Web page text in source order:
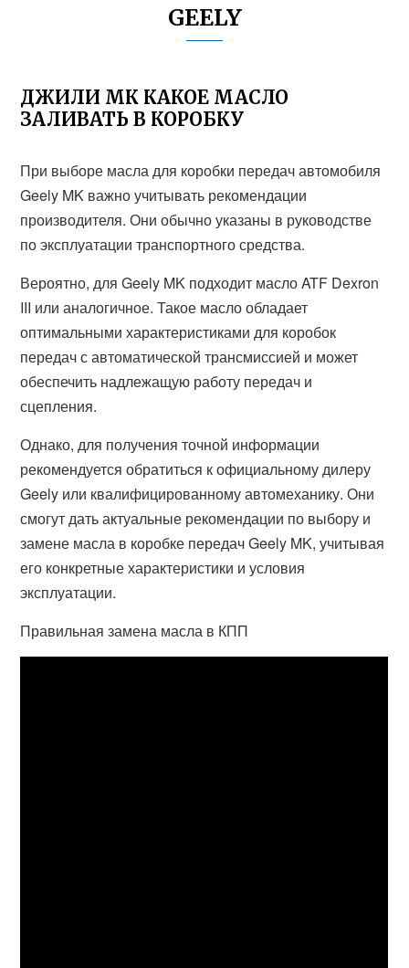
GEELY
ДЖИЛИ МК КАКОЕ МАСЛО
ЗАЛИВАТЬ В КОРОБКУ
При выборе масла для коробки передач автомобиля
Geely MK важно учитывать рекомендации
производителя. Они обычно указаны в руководстве
по эксплуатации транспортного средства.
Вероятно, для Geely MK подходит масло ATF Dexron
III или аналогичное. Такое масло обладает
оптимальными характеристиками для коробок
передач с автоматической трансмиссией и может
обеспечить надлежащую работу передач и
сцепления.
Однако, для получения точной информации
рекомендуется обратиться к официальному дилеру
Geely или квалифицированному автомеханику. Они
смогут дать актуальные рекомендации по выбору и
замене масла в коробке передач Geely MK, учитывая
его конкретные характеристики и условия
эксплуатации.
Правильная замена масла в КПП